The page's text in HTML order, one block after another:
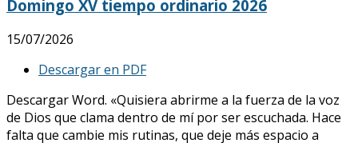
Domingo XV tiempo ordinario 2026
15/07/2026
Descargar en PDF
Descargar Word. «Quisiera abrirme a la fuerza de la voz
de Dios que clama dentro de mí por ser escuchada. Hace
falta que cambie mis rutinas, que deje más espacio a